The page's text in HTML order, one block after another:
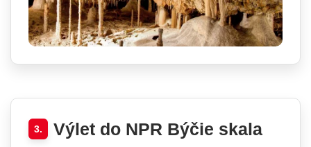
3. Výlet do NPR Býčie skala